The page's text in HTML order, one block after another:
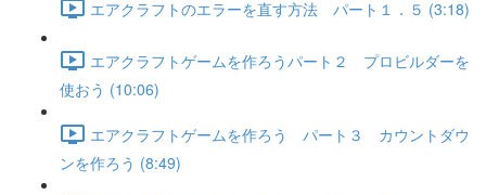
エアクラフトのエラーを直す方法 パート１．５ (3:18)
エアクラフトゲームを作ろうパート２ プロビルダーを
使おう (10:06)
エアクラフトゲームを作ろう パート３ カウントダウ
ンを作ろう (8:49)